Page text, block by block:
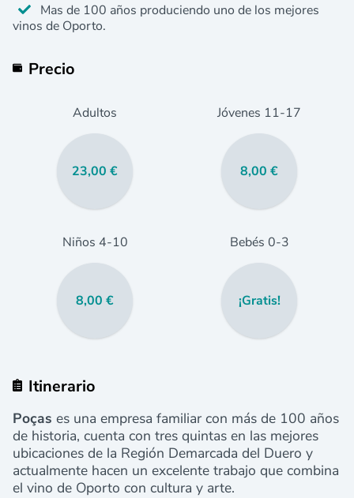
Mas de 100 años produciendo uno de los mejores
vinos de Oporto.
Precio
Adultos
23,00 €
Jóvenes 11-17
8,00 €
Niños 4-10
8,00 €
Bebés 0-3
¡Gratis!
Itinerario
Poças es una empresa familiar con más de 100 años
de historia, cuenta con tres quintas en las mejores
ubicaciones de la Región Demarcada del Duero y
actualmente hacen un excelente trabajo que combina
el vino de Oporto con cultura y arte.